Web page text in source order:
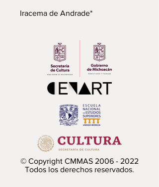
Iracema de Andrade*
© Copyright CMMAS 2006 - 2022
Todos los derechos reservados.